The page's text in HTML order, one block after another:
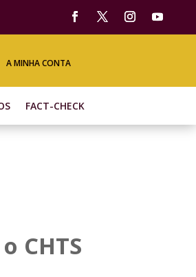
A MINHA CONTA
FACT-CHECK
CHTS